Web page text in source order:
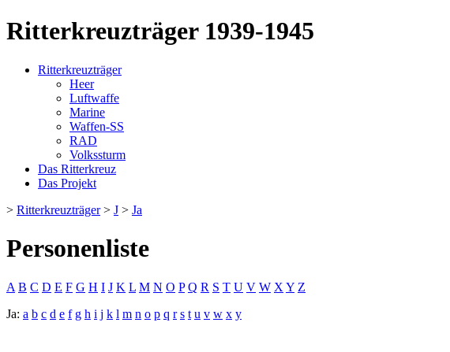
Ritterkreuzträger 1939-1945
Ritterkreuzträger
Heer
Luftwaffe
Marine
Waffen-SS
RAD
Volkssturm
Das Ritterkreuz
Das Projekt
> Ritterkreuzträger> J > Ja
Personenliste
A B C D E F G H I J K L M N O P Q R S T U V W X Y Z
Ja: a b c d e f g h i j k l m n o p q r s t u v w x y